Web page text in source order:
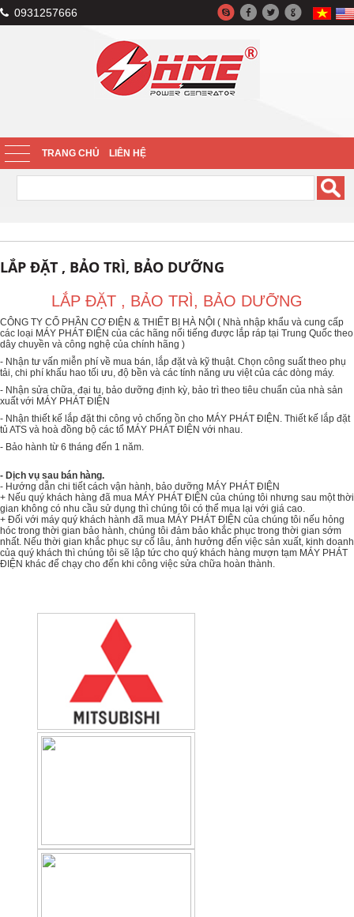
0931257666
TRANG CHỦ LIÊN HỆ
LẮP ĐẶT , BẢO TRÌ, BẢO DƯỠNG
LẮP ĐẶT , BẢO TRÌ, BẢO DƯỠNG
CÔNG TY CỔ PHẦN CƠ ĐIỆN & THIẾT BỊ HÀ NỘI ( Nhà nhập khẩu và cung cấp
các loại MÁY PHÁT ĐIỆN của các hãng nổi tiếng được lắp ráp tại Trung Quốc theo
dây chuyền và công nghệ của chính hãng )
- Nhận tư vấn miễn phí về mua bán, lắp đặt và kỹ thuật. Chọn công suất theo phụ
tải, chi phí khấu hao tối ưu, độ bền và các tính năng ưu việt của các dòng máy.
- Nhận sửa chữa, đại tu, bảo dưỡng định kỳ, bảo trì theo tiêu chuẩn của nhà sản
xuất với MÁY PHÁT ĐIỆN
- Nhận thiết kế lắp đặt thi công vỏ chống ồn cho MÁY PHÁT ĐIỆN. Thiết kế lắp đặt
tủ ATS và hoà đồng bộ các tổ MÁY PHÁT ĐIỆN với nhau.
- Bảo hành từ 6 tháng đến 1 năm.
- Dịch vụ sau bán hàng.
- Hướng dẫn chi tiết cách vận hành, bảo dưỡng MÁY PHÁT ĐIỆN
+ Nếu quý khách hàng đã mua MÁY PHÁT ĐIỆN của chúng tôi nhưng sau một thời
gian không có nhu cầu sử dụng thì chúng tôi có thể mua lại với giá cao.
+ Đối với máy quý khách hành đã mua MÁY PHÁT ĐIỆN của chúng tôi nếu hỏng
hóc trong thời gian bảo hành, chúng tôi đảm bảo khắc phục trong thời gian sớm
nhất. Nếu thời gian khắc phục sự cố lâu, ảnh hưởng đến việc sản xuất, kinh doanh
của quý khách thì chúng tôi sẽ lập tức cho quý khách hàng mượn tạm MÁY PHÁT
ĐIỆN khác để chạy cho đến khi công việc sửa chữa hoàn thành.